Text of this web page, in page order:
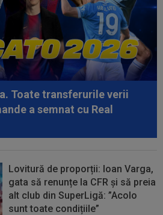
cu salarii mari...
speră la "nunta secolului",
relație
de la Universitatea
2031!
Toate transferurile verii
a semnat cu Real
Lovitură de proporții: Ioan Varga,
gata să renunțe la CFR și să preia
alt club din SuperLigă: ”Acolo
sunt toate condițiile”